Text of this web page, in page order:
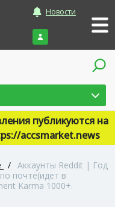
Новости
Войти
публикуются на
accsmarket.news
/ Аккаунты Reddit | Год
почте(идет в
Karma 1000+.